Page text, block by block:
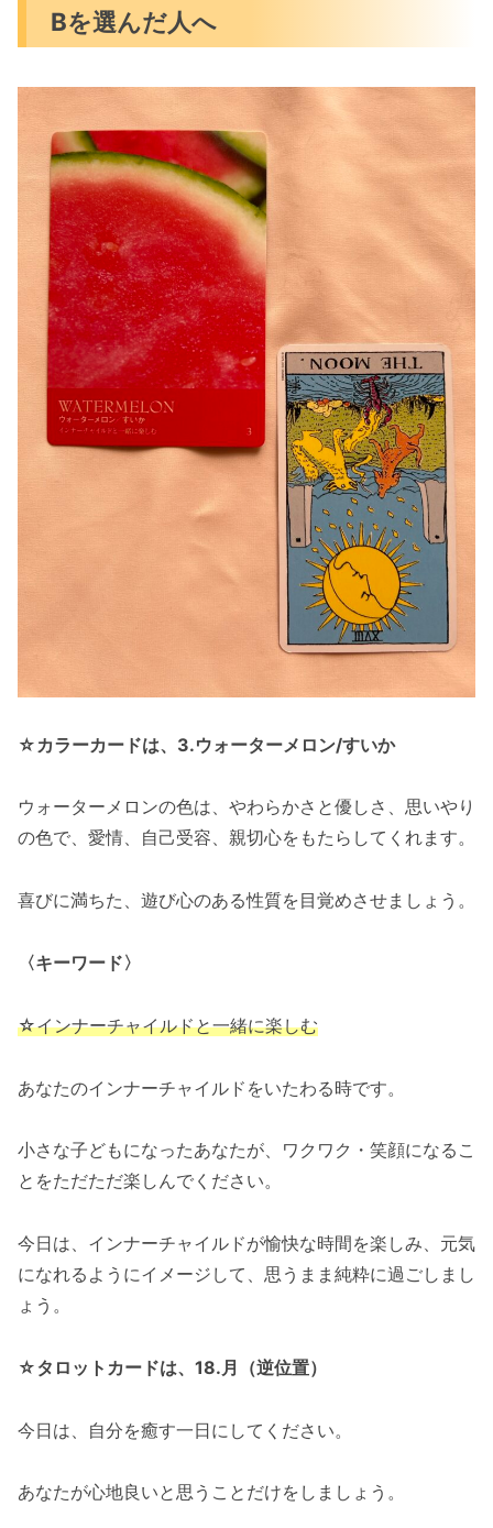
Bを選んだ人へ
☆カラーカードは、3.ウォーターメロン/すいか
ウォーターメロンの色は、やわらかさと優しさ、思いやり
の色で、愛情、自己受容、親切心をもたらしてくれます。
喜びに満ちた、遊び心のある性質を目覚めさせましょう。
〈キーワード〉
☆インナーチャイルドと一緒に楽しむ
あなたのインナーチャイルドをいたわる時です。
小さな子どもになったあなたが、ワクワク・笑顔になるこ
とをただただ楽しんでください。
今日は、インナーチャイルドが愉快な時間を楽しみ、元気
になれるようにイメージして、思うまま純粋に過ごしまし
ょう。
☆タロットカードは、18.月（逆位置）
今日は、自分を癒す一日にしてください。
あなたが心地良いと思うことだけをしましょう。